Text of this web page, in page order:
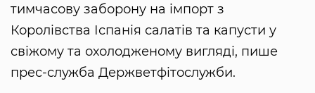
тимчасову заборону на імпорт з
Королівства Іспанія салатів та капусти у
свіжому та охолодженому вигляді, пише
прес-служба Держветфітослужби.